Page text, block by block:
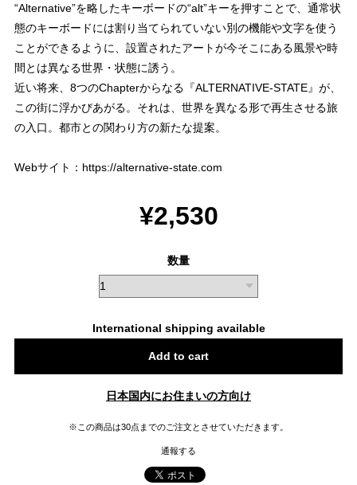
“Alternative”を略したキーボードの“alt”キーを押すことで、通常状
態のキーボードには割り当てられていない別の機能や文字を使う
ことができるように、設置されたアートが今そこにある風景や時
間とは異なる世界・状態に誘う。
近い将来、8つのChapterからなる『ALTERNATIVE-STATE』が、
この街に浮かびあがる。それは、世界を異なる形で再生させる旅
の入口。都市との関わり方の新たな提案。
Webサイト： https://alternative-state.com
¥2,530
数量
International shipping available
Add to cart
日本国内にお住まいの方向け
※この商品は30点までのご注文とさせていただきます。
通報する